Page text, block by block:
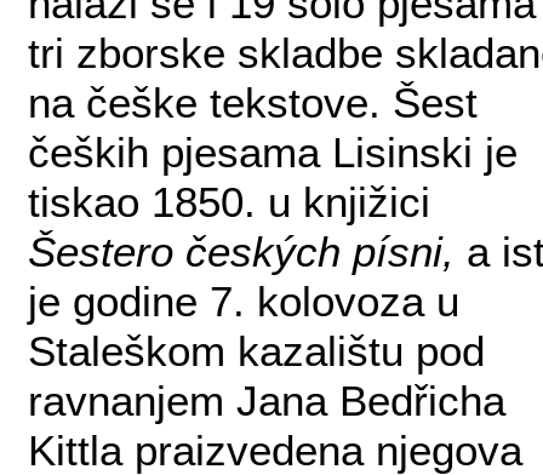
tri zborske skladbe
na češke tekstove. Šest
čeških pjesama Lisinski je
tiskao 1850. u knjižici
Šestero českých písni, a
je godine 7. kolovoza u
Staleškom kazalištu pod
ravnanjem Jana Bedřicha
Kittla praizvedena njegova